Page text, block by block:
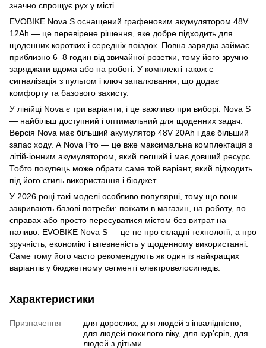
значно спрощує рух у місті.
EVOBIKE Nova S оснащений графеновим акумулятором 48V
12Ah — це перевірене рішення, яке добре підходить для
щоденних коротких і середніх поїздок. Повна зарядка займає
приблизно 6–8 годин від звичайної розетки, тому його зручно
заряджати вдома або на роботі. У комплекті також є
сигналізація з пультом і ключ запалювання, що додає
комфорту та базового захисту.
У лінійці Nova є три варіанти, і це важливо при виборі. Nova S
— найбільш доступний і оптимальний для щоденних задач.
Версія Nova має більший акумулятор 48V 20Ah і дає більший
запас ходу. А Nova Pro — це вже максимальна комплектація з
літій-іонним акумулятором, який легший і має довший ресурс.
Тобто покупець може обрати саме той варіант, який підходить
під його стиль використання і бюджет.
У 2026 році такі моделі особливо популярні, тому що вони
закривають базові потреби: поїхати в магазин, на роботу, по
справах або просто пересуватися містом без витрат на
паливо. EVOBIKE Nova S — це не про складні технології, а про
зручність, економію і впевненість у щоденному використанні.
Саме тому його часто рекомендують як один із найкращих
варіантів у бюджетному сегменті електровелосипедів.
Характеристики
Призначення
для дорослих, для людей з інвалідністю,
для людей похилого віку, для курʼєрів, для
людей з дітьми